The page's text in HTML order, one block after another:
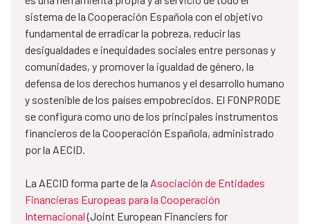
sistema de la Cooperación Española con el objetivo
fundamental de erradicar la pobreza, reducir las
desigualdades e inequidades sociales entre personas y
comunidades, y promover la igualdad de género, la
defensa de los derechos humanos y el desarrollo humano
y sostenible de los países empobrecidos. El FONPRODE
se configura como uno de los principales instrumentos
financieros de la Cooperación Española, administrado
por la AECID.
La AECID forma parte de la Asociación de Entidades
Financieras Europeas para la Cooperación
Internacional(Joint European Financiers for